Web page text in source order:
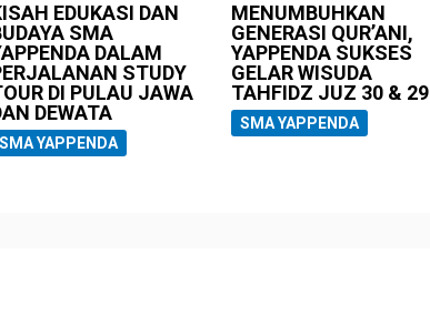
EDUKASI DAN
SMA
DALAM
STUDY
DI PULAU JAWA
DEWATA
SMA YAPPENDA
MENUMBUHKAN
GENERASI QUR’ANI,
YAPPENDA SUKSES
GELAR WISUDA
TAHFIDZ JUZ 30 & 29
SMA YAPPENDA